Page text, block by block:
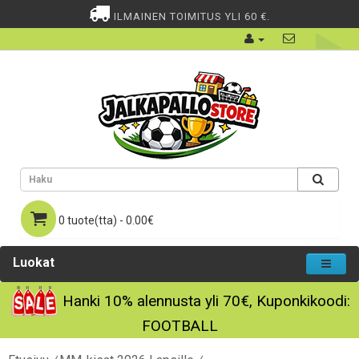
ILMAINEN TOIMITUS YLI 60 €.
0 tuote(tta) - 0.00€
Luokat
Hanki 10% alennusta yli 70€, Kuponkikoodi:
FOOTBALL